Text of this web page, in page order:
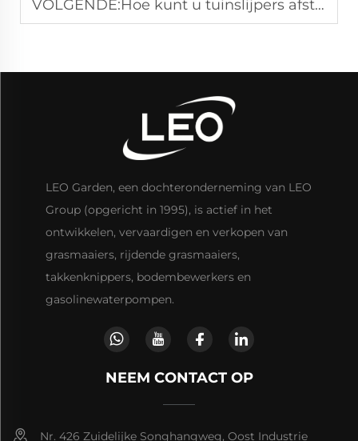
VOLGENDE:Hoe kunt u tuinslijpers afstemmen op verschillende takdiameters?
LEO Garden, een dochteronderneming van LEO
Group (opgericht in 1995), is actief in het
ontwikkelen, vervaardigen en verkopen van
grasmaaiers, rijdende grasmaaiers,
takkenknippers, bodembewerkers en
gasolinewaterpompen.
NEEM CONTACT OP
Nr. 426 Zuidelijke Songhangweg, Oost Industrie